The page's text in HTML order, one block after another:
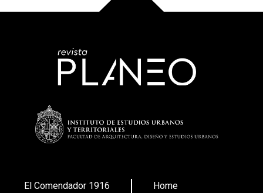
El Comendador 1916
Home